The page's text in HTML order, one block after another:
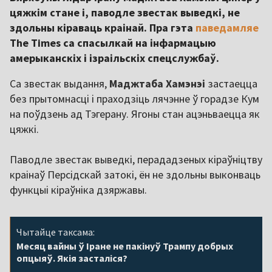
цяжкім стане і, паводле звестак выведкі, не
здольны кіраваць краінай. Пра гэта паведамляе
The Times са спасылкай на інфармацыю
амерыканскіх і ізраільскіх спецслужбаў.
Са звестак выдання, Маджтаба Хамэнэі застаецца
без прытомнасці і праходзіць лячэнне ў горадзе Кум
на поўдзень ад Тэгерану. Ягоны стан ацэньваецца як
цяжкі.
Паводле звестак выведкі, перададзеных кіраўніцтву
краінаў Персідскай затокі, ён не здольны выконваць
функцыі кіраўніка дзяржавы.
Чытайце таксама:
Месяц вайны ў Іране не пакінуў Трампу добрых
опцыяў. Якія засталіся?